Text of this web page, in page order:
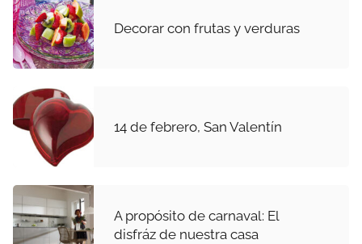
Decorar con frutas y verduras
14 de febrero, San Valentín
A propósito de carnaval: El
disfráz de nuestra casa